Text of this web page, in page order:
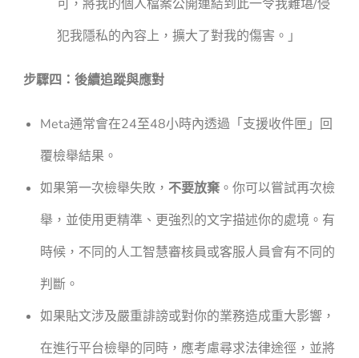
可，將我的個人檔案公開連結到此一令我難堪/侵
犯我隱私的內容上，擴大了對我的傷害。」
步驟四：後續追蹤與應對
Meta通常會在24至48小時內透過「支援收件匣」回
覆檢舉結果。
如果第一次檢舉失敗， 不要放棄。你可以嘗試再次檢
舉，並使用更精準、更強烈的文字描述你的處境。有
時候，不同的人工智慧審核員或客服人員會有不同的
判斷。
如果貼文涉及嚴重誹謗或對你的業務造成重大影響，
在進行平台檢舉的同時，應考慮尋求法律途徑，並將